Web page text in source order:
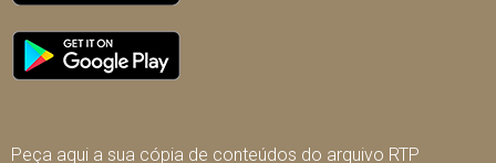
Peça aqui a sua cópia de conteúdos do arquivo RTP